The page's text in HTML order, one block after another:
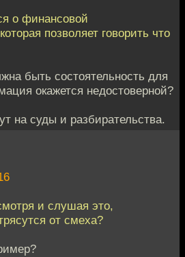
о финансовой
позволяет говорить что
быть состоятельность для
окажется недостоверной?
на суды и разбирательства.
и слушая это,
от смеха?